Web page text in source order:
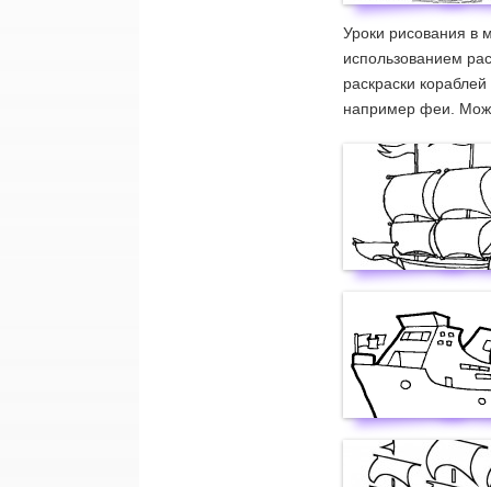
Уроки рисования в
использованием
раскраски кораблей
например феи.